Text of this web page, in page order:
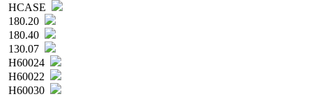
HCASE
180.20
180.40
130.07
H60024
H60022
H60030